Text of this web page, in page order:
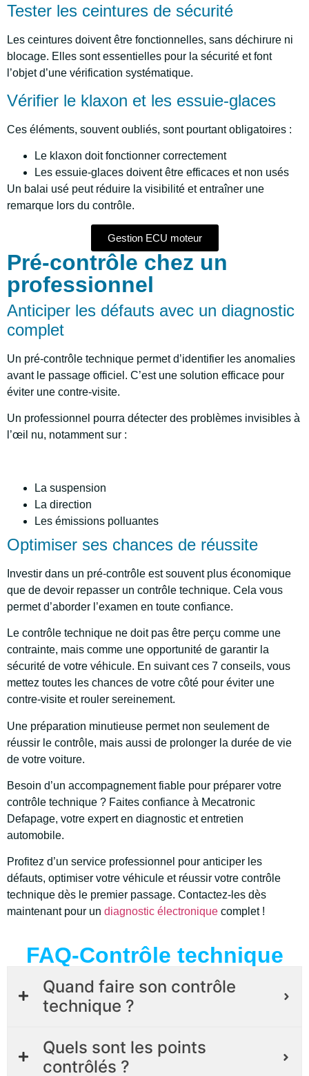
Tester les ceintures de sécurité
Les ceintures doivent être fonctionnelles, sans déchirure ni
blocage. Elles sont essentielles pour la sécurité et font
l’objet d’une vérification systématique.
Vérifier le klaxon et les essuie-glaces
Ces éléments, souvent oubliés, sont pourtant obligatoires :
Le klaxon doit fonctionner correctement
Les essuie-glaces doivent être efficaces et non usés
Un balai usé peut réduire la visibilité et entraîner une
remarque lors du contrôle.
Gestion ECU moteur
Pré-contrôle chez un
professionnel
Anticiper les défauts avec un diagnostic
complet
Un pré-contrôle technique permet d’identifier les anomalies
avant le passage officiel. C’est une solution efficace pour
éviter une contre-visite.
Un professionnel pourra détecter des problèmes invisibles à
l’œil nu, notamment sur :
La suspension
La direction
Les émissions polluantes
Optimiser ses chances de réussite
Investir dans un pré-contrôle est souvent plus économique
que de devoir repasser un contrôle technique. Cela vous
permet d’aborder l’examen en toute confiance.
Le contrôle technique ne doit pas être perçu comme une
contrainte, mais comme une opportunité de garantir la
sécurité de votre véhicule. En suivant ces 7 conseils, vous
mettez toutes les chances de votre côté pour éviter une
contre-visite et rouler sereinement.
Une préparation minutieuse permet non seulement de
réussir le contrôle, mais aussi de prolonger la durée de vie
de votre voiture.
Besoin d’un accompagnement fiable pour préparer votre
contrôle technique ? Faites confiance à Mecatronic
Defapage, votre expert en diagnostic et entretien
automobile.
Profitez d’un service professionnel pour anticiper les
défauts, optimiser votre véhicule et réussir votre contrôle
technique dès le premier passage. Contactez-les dès
maintenant pour un diagnostic électronique complet !
FAQ-Contrôle technique
Quand faire son contrôle
technique ?
Quels sont les points
contrôlés ?